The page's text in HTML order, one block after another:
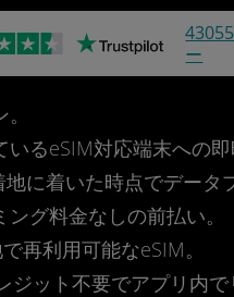
ー
いるeSIM対応端末への
に着いた時点でデー
グ料金なしの前払い。
再利用可能なeSIM。
ジット不要でアプリ内で